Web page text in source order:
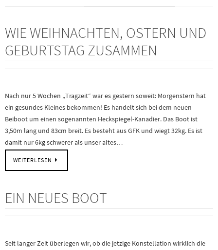
WIE WEIHNACHTEN, OSTERN UND
GEBURTSTAG ZUSAMMEN
Nach nur 5 Wochen „Tragzeit“ war es gestern soweit: Morgenstern hat
ein gesundes Kleines bekommen! Es handelt sich bei dem neuen
Beiboot um einen sogenannten Heckspiegel-Kanadier. Das Boot ist
3,50m lang und 83cm breit. Es besteht aus GFK und wiegt 32kg. Es ist
damit nur 6kg schwerer als unser altes…
WEITERLESEN
EIN NEUES BOOT
Seit langer Zeit überlegen wir, ob die jetzige Konstellation wirklich die